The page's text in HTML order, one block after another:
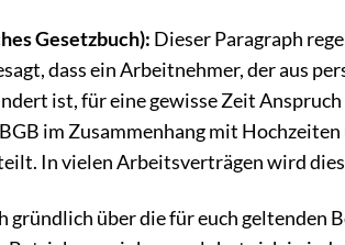
Gesetzbuch): Dieser Paragraph
dass ein Arbeitnehmer, der aus
ist, für eine gewisse Zeit
im Zusammenhang mit
In vielen Arbeitsverträgen wird
gründlich über die für euch geltenden